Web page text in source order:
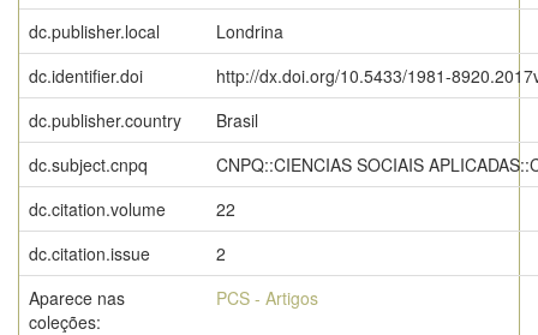
dc.publisher.local
Londrina
dc.identifier.doi
http://dx.doi.org/10.5433/1981-
dc.publisher.country
Brasil
dc.subject.cnpq
CNPQ::CIENCIAS SOCIAIS
dc.citation.volume
22
dc.citation.issue
2
Aparece nas
coleções:
PCS - Artigos